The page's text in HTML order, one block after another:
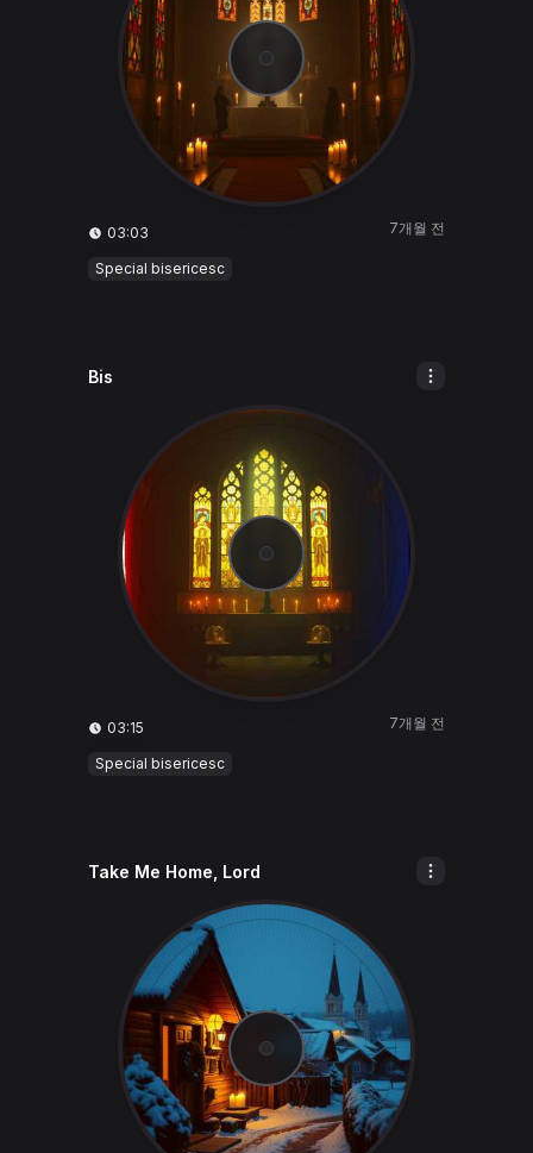
03:03 7개월 전
Special bisericesc
Bis
03:15 7개월 전
Special bisericesc
Take Me Home, Lord